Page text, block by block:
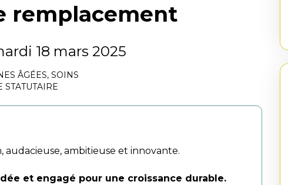
remplacement
18 mars 2025
ÂGÉES, SOINS
STATUTAIRE
ambitieuse et innovante.
et engagé pour une croissance durable.